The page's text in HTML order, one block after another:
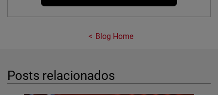
Blog Home
Posts relacionados